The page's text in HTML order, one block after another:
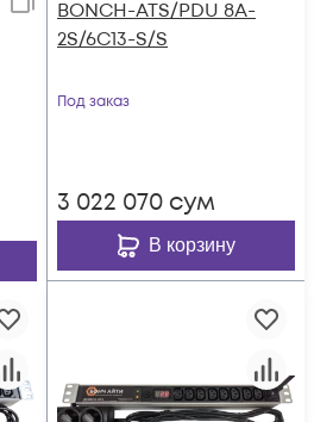
BONCH-ATS/PDU 8A-
2S/6C13-S/S
Под заказ
3 022 070 сум
В корзину